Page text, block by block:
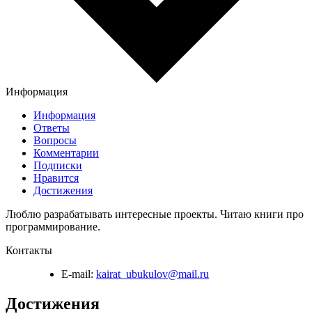
Информация
Информация
Ответы
Вопросы
Комментарии
Подписки
Нравится
Достижения
Люблю разрабатывать интересные проекты. Читаю книги про
программирование.
Контакты
E-mail: kairat_ubukulov@mail.ru
Достижения